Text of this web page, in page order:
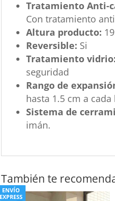
Tratamiento Anti-
Con tratamiento
Altura producto:
Reversible: Si
Tratamiento vidrio:
seguridad
Rango de
hasta 1.5 cm a cada
Sistema de
imán.
También te
ENVÍO